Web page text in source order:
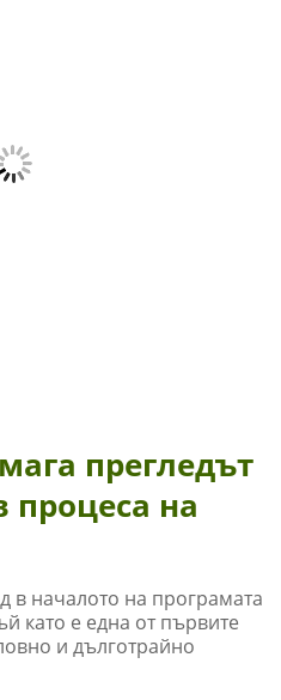
прегледът
процеса на
в началото на програмата
като е една от първите
и дълготрайно